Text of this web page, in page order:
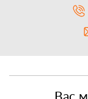
Вас